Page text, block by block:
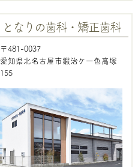
となりの歯科・矯正歯科
〒481-0037
愛知県北名古屋市鍜治ケ一色高塚
155